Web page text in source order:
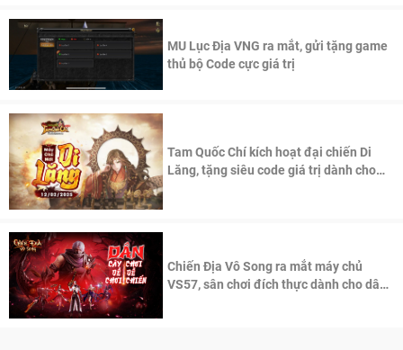
MU Lục Địa VNG ra mắt, gửi tặng game
thủ bộ Code cực giá trị
Tam Quốc Chí kích hoạt đại chiến Di
Lăng, tặng siêu code giá trị dành cho
Chiến Địa Vô Song ra mắt máy chủ
VS57, sân chơi đích thực dành cho dân